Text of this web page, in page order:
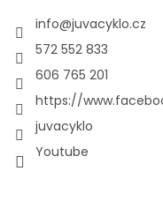
info@juvacyklo.cz
572 552 833
606 765 201
https://
juvacyklo
Youtube